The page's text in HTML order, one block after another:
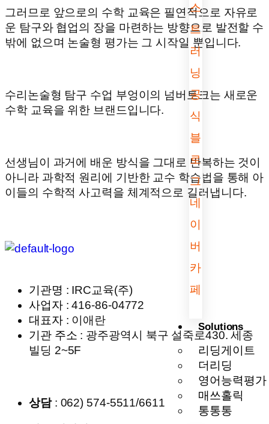
스
트
러
닝
공
식
블
로
그
네
이
버
카
페
Solutions
리딩게이트
더리딩
영어능력평가
매쓰홀릭
통통통
그러므로 앞으로의 수학 교육은 필연적으로 자유로
운 탐구와 협업의 장을 마련하는 방향으로 발전할 수
밖에 없으며 논술형 평가는 그 시작일 뿐입니다.
수리논술형 탐구 수업 부엉이의 넘버토크는 새로운
수학 교육을 위한 브랜드입니다.
선생님이 과거에 배운 방식을 그대로 반복하는 것이
아니라 과학적 원리에 기반한 교수 학습법을 통해 아
이들의 수학적 사고력을 체계적으로 길러냅니다.
기관명 : IRC교육(주)
사업자: 416-86-04772
대표자: 이애란
기관 주소 : 광주광역시 북구 설죽로430. 세종
빌딩 2~5F
상담: 062) 574-5511/6611